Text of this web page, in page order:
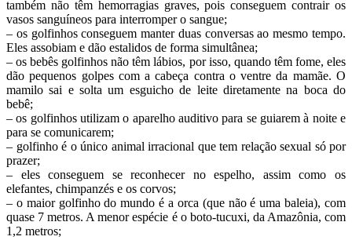
também não têm hemorragias graves, pois conseguem contrair os
vasos sanguíneos para interromper o sangue;
– os golfinhos conseguem manter duas conversas ao mesmo tempo.
Eles assobiam e dão estalidos de forma simultânea;
– os bebês golfinhos não têm lábios, por isso, quando têm fome, eles
dão pequenos golpes com a cabeça contra o ventre da mamãe. O
mamilo sai e solta um esguicho de leite diretamente na boca do
bebê;
– os golfinhos utilizam o aparelho auditivo para se guiarem à noite e
para se comunicarem;
– golfinho é o único animal irracional que tem relação sexual só por
prazer;
– eles conseguem se reconhecer no espelho, assim como os
elefantes, chimpanzés e os corvos;
– o maior golfinho do mundo é a orca (que não é uma baleia), com
quase 7 metros. A menor espécie é o boto-tucuxi, da Amazônia, com
1,2 metros;